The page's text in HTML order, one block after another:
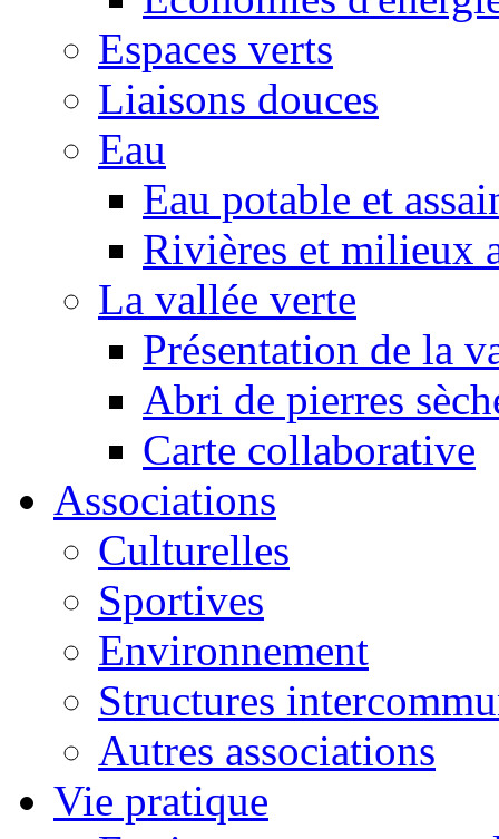
Espaces verts
Liaisons douces
Eau
Eau potable et
Rivières et milieux
La vallée verte
Présentation de la
Abri de pierres
Carte collaborative
Associations
Culturelles
Sportives
Environnement
Structures
Autres associations
Vie pratique